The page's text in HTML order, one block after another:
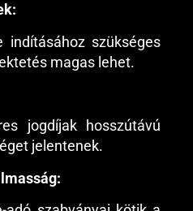
indításához szükséges
magas lehet.
jogdíjak hosszútávú
jelentenek.